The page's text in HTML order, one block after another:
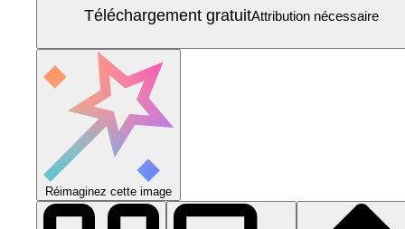
Téléchargement gratuitAttribution nécessaire
Réimaginez cette image